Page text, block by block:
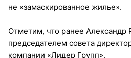
не «замаскированное жилье».
Отметим, что ранее Александр
председателем совета
компании «Лидер Групп».